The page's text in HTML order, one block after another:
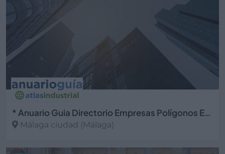
* Anuario Guia Directorio Empresas Polígonos Espacios Industriales
Málaga ciudad (Málaga)
Ver más